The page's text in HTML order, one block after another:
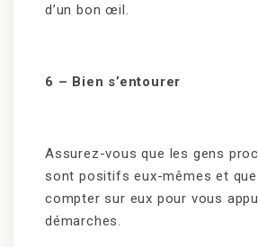
d’un bon œil.
6 – Bien s’entourer
Assurez-vous que les gens
sont positifs eux-mêmes et
compter sur eux pour vous
démarches.